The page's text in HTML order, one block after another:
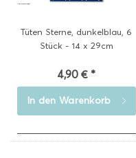
Tüten Sterne, dunkelblau, 6
Stück - 14 x 29cm
4,90 € *
In den Warenkorb